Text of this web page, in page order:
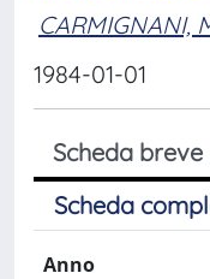
CARMIGNANI,
1984-01-01
Scheda breve
Scheda
Anno